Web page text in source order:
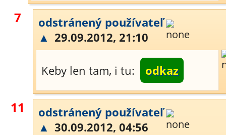
7
odstránený používateľ
▲ 29.09.2012, 21:10
Keby len tam, i tu: odkaz
11
odstránený používateľ
▲ 30.09.2012, 04:56